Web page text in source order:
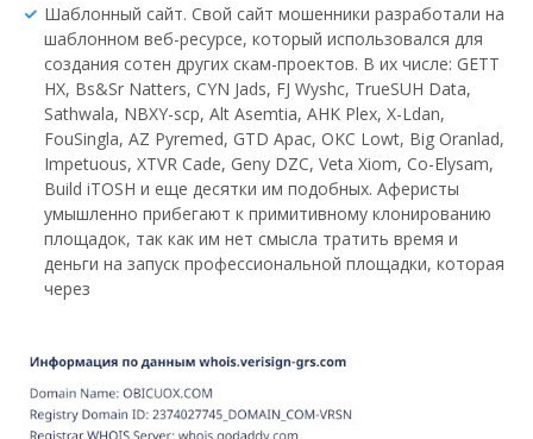
Шаблонный сайт. Свой сайт мошенники разработали на
шаблонном веб-ресурсе, который использовался для
создания сотен других скам-проектов. В их числе: GETT
HX, Bs&Sr Natters, CYN Jads, FJ Wyshc, TrueSUH Data,
Sathwala, NBXY-scp, Alt Asemtia, AHK Plex, X-Ldan,
FouSingla, AZ Pyremed, GTD Apac, OKC Lowt, Big Oranlad,
Impetuous, XTVR Cade, Geny DZC, Veta Xiom, Co-Elysam,
Build iTOSH и еще десятки им подобных. Аферисты
умышленно прибегают к примитивному клонированию
площадок, так как им нет смысла тратить время и
деньги на запуск профессиональной площадки, которая
через